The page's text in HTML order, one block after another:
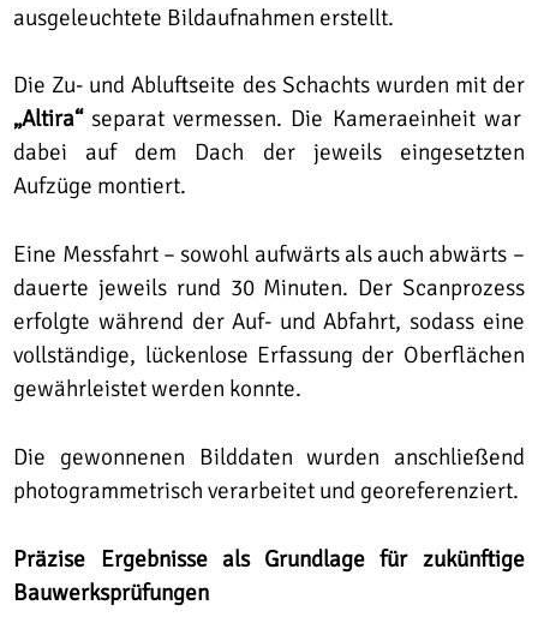
ausgeleuchtete Bildaufnahmen erstellt.
Die Zu- und Abluftseite des Schachts wurden mit der
„Altira“separat vermessen. Die Kameraeinheit war
dabei auf dem Dach der jeweils eingesetzten
Aufzüge montiert.
Eine Messfahrt – sowohl aufwärts als auch abwärts –
dauerte jeweils rund 30 Minuten. Der Scanprozess
erfolgte während der Auf- und Abfahrt, sodass eine
vollständige, lückenlose Erfassung der Oberflächen
gewährleistet werden konnte.
Die gewonnenen Bilddaten wurden anschließend
photogrammetrisch verarbeitet und georeferenziert.
Präzise Ergebnisse als Grundlage für zukünftige
Bauwerksprüfungen